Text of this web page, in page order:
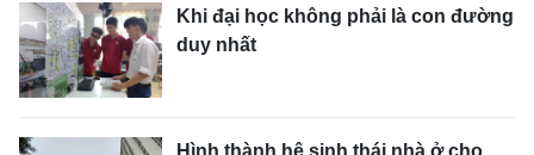
Khi đại học không phải là con đường
duy nhất